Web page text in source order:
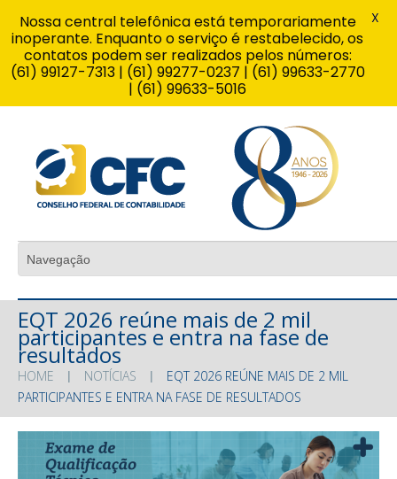
EQT 2026 reúne mais de 2 mil
participantes e entra na fase de
resultados
HOME NOTÍCIAS
EQT 2026 REÚNE MAIS DE 2 MIL
PARTICIPANTES E ENTRA NA FASE DE RESULTADOS
Nossa central telefônica está temporariamente
inoperante. Enquanto o serviço é restabelecido, os
contatos podem ser realizados pelos números:
(61) 99127-7313 | (61) 99277-0237 | (61) 99633-2770
| (61) 99633-5016
X